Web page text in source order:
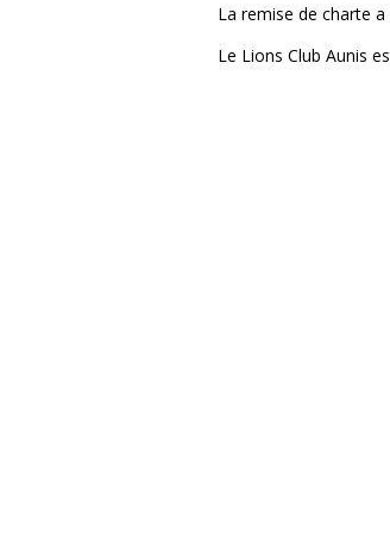
La remise de charte
Le Lions Club Aunis